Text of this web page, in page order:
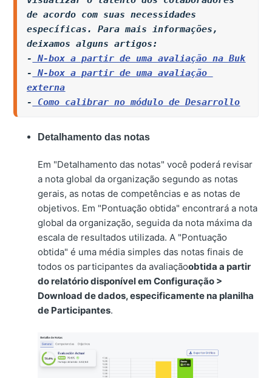
de acordo com suas necessidades
específicas. Para mais informações,
deixamos alguns artigos:
-
N-box a partir de uma avaliação na Buk
-
N-box a partir de uma avaliação
externa
-
Como calibrar no módulo de Desarrollo
Detalhamento das notas
Em "Detalhamento das notas" você poderá revisar
a nota global da organização segundo as notas
gerais, as notas de competências e as notas de
objetivos. Em "Pontuação obtida" encontrará a nota
global da organização, seguida da nota máxima da
escala de resultados utilizada. A "Pontuação
obtida" é uma média simples das notas finais de
todos os participantes da avaliaçãoobtida a partir
do relatório disponível em Configuração >
Download de dados, especificamente na planilha
de Participantes.